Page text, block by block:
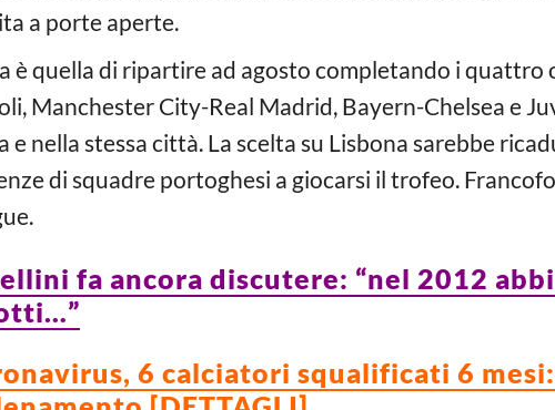
a porte aperte.
è quella di ripartire ad agosto completando i
Manchester City-Real Madrid, Bayern-Chelsea e
e nella stessa città. La scelta su Lisbona sarebbe
di squadre portoghesi a giocarsi il trofeo.
fa ancora discutere: “nel 2012
6 calciatori squalificati 6